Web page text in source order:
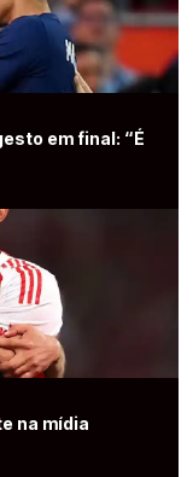
em final: “É
na mídia